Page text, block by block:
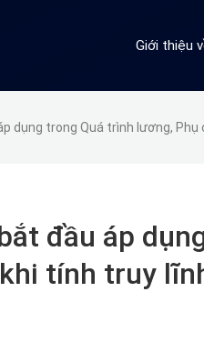
Giới thiệu
dụng trong Quá trình lương, Phụ
đầu áp
tính truy